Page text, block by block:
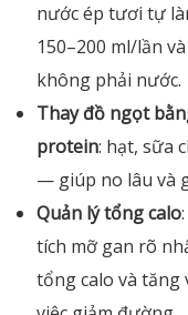
nước ép tươi tự
150–200 ml/lần
không phải nước.
Thay đồ ngọt
protein: hạt, sữa
— giúp no lâu và
Quản lý tổng calo
tích mỡ gan rõ
tổng calo và tăng